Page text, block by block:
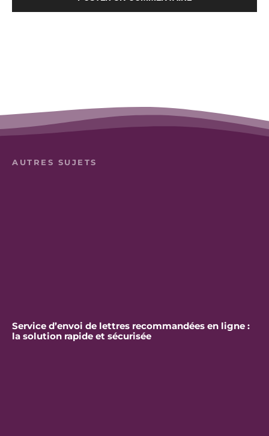
AUTRES SUJETS
Service d’envoi de lettres recommandées en ligne :
la solution rapide et sécurisée